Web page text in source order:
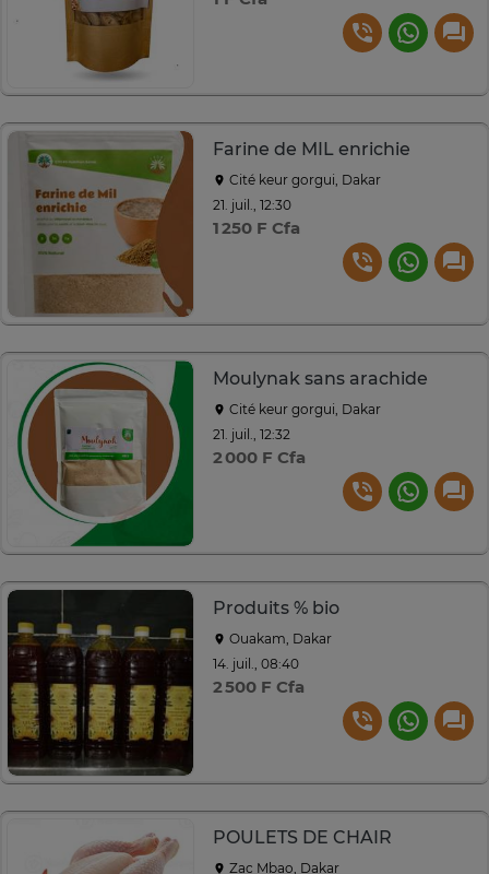
Farine de MIL enrichie
Cité keur gorgui, Dakar
21. juil., 12:30
1 250 F Cfa
Moulynak sans arachide
Cité keur gorgui, Dakar
21. juil., 12:32
2 000 F Cfa
Produits % bio
Ouakam, Dakar
14. juil., 08:40
2 500 F Cfa
POULETS DE CHAIR
Zac Mbao, Dakar